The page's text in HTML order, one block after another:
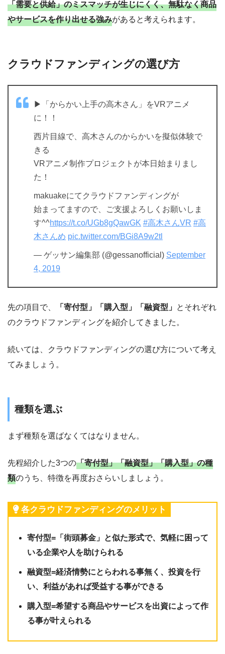
「需要と供給」のミスマッチが生じにくく、無駄なく商品
やサービスを作り出せる強みがあると考えられます。
クラウドファンディングの選び方
▶︎「からかい上手の高木さん」をVRアニメ
に！！
西片目線で、高木さんのからかいを擬似体験で
きる
VRアニメ制作プロジェクトが本日始まりまし
た！
makuakeにてクラウドファンディングが
始まってますので、ご支援よろしくお願いしま
す^^https://t.co/UGb8gQawGK #高木さんVR #高
木さんめ pic.twitter.com/BGi8A9w2tl
— ゲッサン編集部 (@gessanofficial) September
4, 2019
先の項目で、 「寄付型」「購入型」「融資型」 とそれぞれ
のクラウドファンディングを紹介してきました。
続いては、クラウドファンディングの選び方について考え
てみましょう。
種類を選ぶ
まず種類を選ばなくてはなりません。
先程紹介した3つの「寄付型」「融資型」「購入型」の種
類のうち、特徴を再度おさらいしましょう。
各クラウドファンディングのメリット
寄付型=「街頭募金」と似た形式で、気軽に困って
いる企業や人を助けられる
融資型=経済情勢にとらわれる事無く、投資を行
い、利益があれば受益する事ができる
購入型=希望する商品やサービスを出資によって作
る事が叶えられる